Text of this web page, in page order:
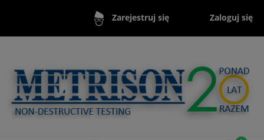
Zarejestruj się Zaloguj się